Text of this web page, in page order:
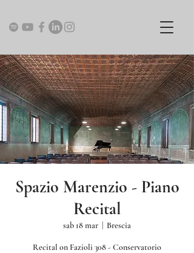
Spazio Marenzio - Piano
Recital
sab 18 mar Brescia
Recital on Fazioli 308 - Conservatorio